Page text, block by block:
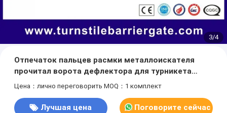
3/4
Отпечаток пальцев расмки металлоискателя
прочитал ворота дефлектора для турникета
треноги метро для системы управления
Цена：лично переговорить MOQ：1 комплект
Лучшая цена Поговорите сейчас